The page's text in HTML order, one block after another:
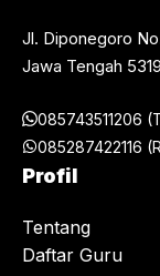
Jl. Diponegoro
Jawa Tengah
085743511206
085287422116
Profil
Tentang
Daftar Guru